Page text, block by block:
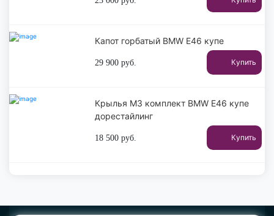
Капот горбатый BMW E46 купе
29 900 руб. Купить
Крылья М3 комплект BMW E46 купе
дорестайлинг
18 500 руб. Купить